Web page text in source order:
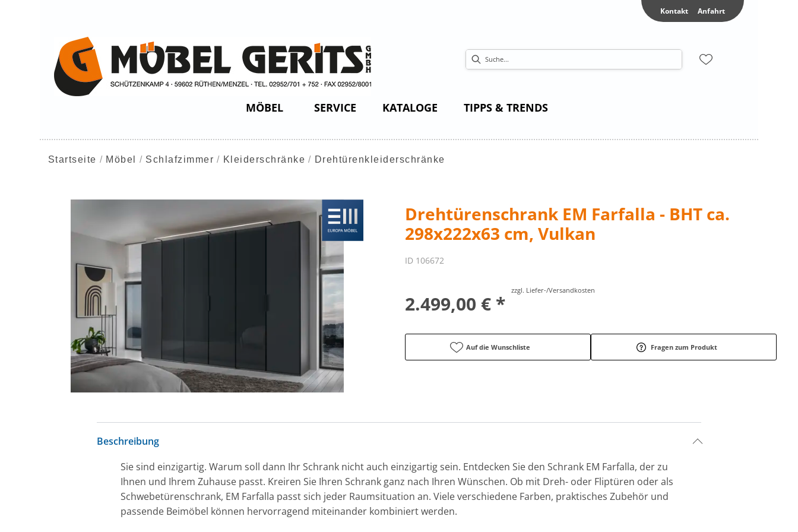
Kontakt Anfahrt
MÖBEL SERVICE KATALOGE TIPPS & TRENDS
Startseite Möbel Schlafzimmer Kleiderschränke Drehtürenkleiderschränke
Drehtürenschrank EM Farfalla - BHT ca.
298x222x63 cm, Vulkan
ID 106672
2.499,00 € *
zzgl. Liefer-/Versandkosten
Auf die Wunschliste Fragen zum Produkt
Beschreibung
Sie sind einzigartig. Warum soll dann Ihr Schrank nicht auch einzigartig sein. Entdecken Sie den Schrank EM Farfalla, der zu
Ihnen und Ihrem Zuhause passt. Kreiren Sie Ihren Schrank ganz nach Ihren Wünschen. Ob mit Dreh- oder Fliptüren oder als
Schwebetürenschrank, EM Farfalla passt sich jeder Raumsituation an. Viele verschiedene Farben, praktisches Zubehör und
passende Beimöbel können hervorragend miteinander kombiniert werden.